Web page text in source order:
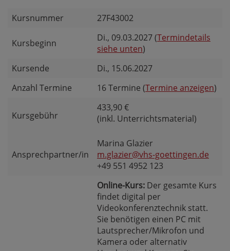
Kursnummer 27F43002
Kursbeginn Di., 09.03.2027 (Termindetails
siehe unten)
Kursende
Di., 15.06.2027
Anzahl Termine
16 Termine (Termine anzeigen)
Kursgebühr
433,90 €
(inkl. Unterrichtsmaterial)
Ansprechpartner/in
Marina Glazier
m.glazier@vhs-goettingen.de
+49 551 4952 123
Online-Kurs: Der gesamte Kurs
findet digital per
Videokonferenztechnik statt.
Sie benötigen einen PC mit
Lautsprecher/Mikrofon und
Kamera oder alternativ